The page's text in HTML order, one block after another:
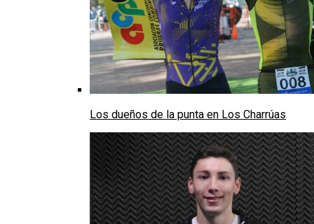
Los dueños de la punta en Los Charrúas